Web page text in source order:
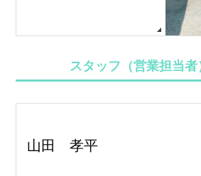
スタッフ（営業担当
山田 孝平